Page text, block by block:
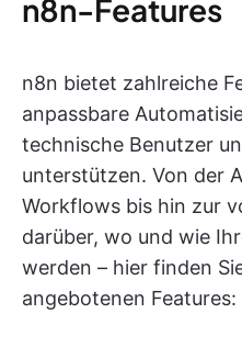
n8n-Features
n8n bietet zahlreiche
anpassbare
technische Benutzer
unterstützen. Von der
Workflows bis hin zur
darüber, wo und wie
werden – hier finden
angebotenen Features: